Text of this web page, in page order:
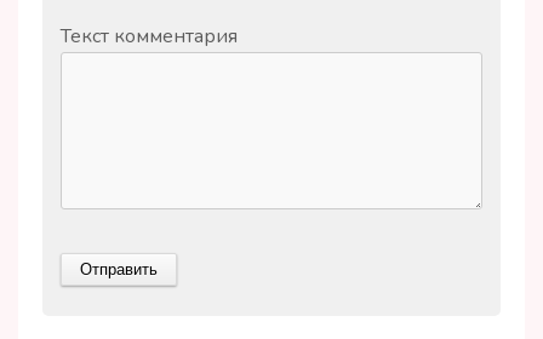
Текст комментария